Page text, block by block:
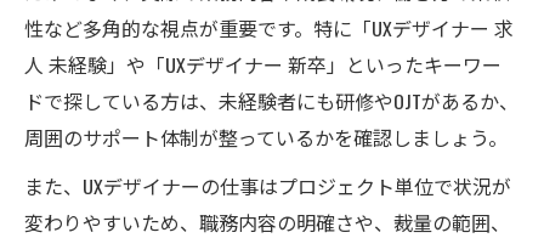
性など多角的な視点が重要です。特に「UXデザイナー 求
人 未経験」や「UXデザイナー 新卒」といったキーワー
ドで探している方は、未経験者にも研修やOJTがあるか、
周囲のサポート体制が整っているかを確認しましょう。
また、UXデザイナーの仕事はプロジェクト単位で状況が
変わりやすいため、職務内容の明確さや、裁量の範囲、